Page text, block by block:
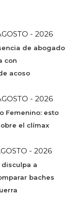
- 2026
de abogado
con
acoso
- 2026
Femenino: esto
el clímax
- 2026
a
baches